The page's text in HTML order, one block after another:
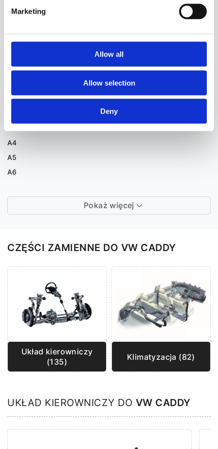
Marketing
Allow all
Allow selection
Deny
A
ALFA ROMEO
AUDI
A4
A5
A6
Pokaż więcej
CZĘŚCI ZAMIENNE DO VW CADDY
Układ kierowniczy
(135)
Klimatyzacja (82)
UKŁAD KIEROWNICZY DO VW CADDY